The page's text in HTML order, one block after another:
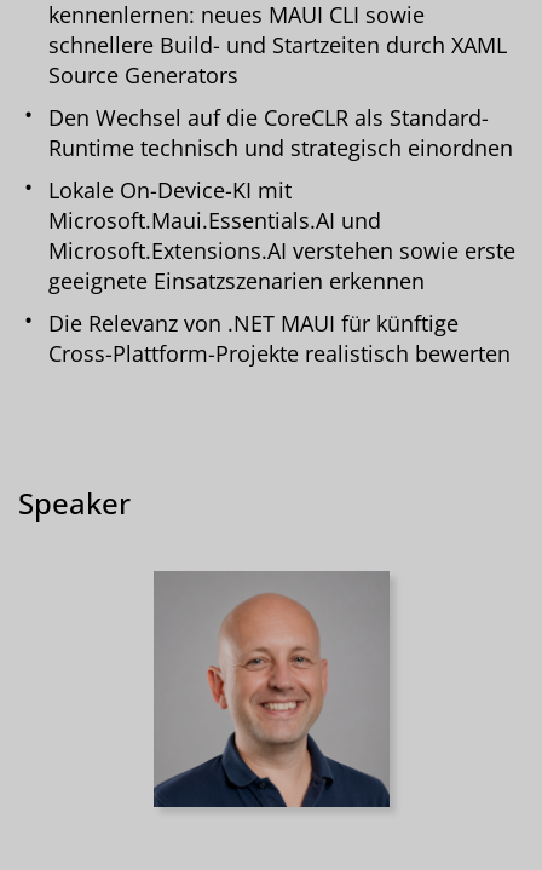
kennenlernen: neues MAUI CLI sowie
schnellere Build- und Startzeiten durch XAML
Source Generators
Den Wechsel auf die CoreCLR als Standard-
Runtime technisch und strategisch einordnen
Lokale On-Device-KI mit
Microsoft.Maui.Essentials.AI und
Microsoft.Extensions.AI verstehen sowie erste
geeignete Einsatzszenarien erkennen
Die Relevanz von .NET MAUI für künftige
Cross-Plattform-Projekte realistisch bewerten
Speaker